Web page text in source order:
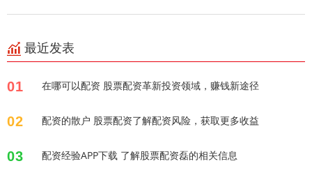
最近发表
01 在哪可以配资 股票配资革新投资领域，赚钱新途径
02 配资的散户 股票配资了解配资风险，获取更多收益
03 配资经验APP下载 了解股票配资磊的相关信息